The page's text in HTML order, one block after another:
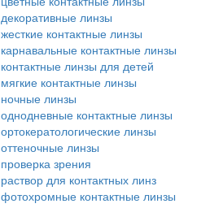
декоративные линзы
жесткие контактные линзы
карнавальные контактные линзы
контактные линзы для детей
мягкие контактные линзы
ночные линзы
однодневные контактные линзы
ортокератологические линзы
оттеночные линзы
проверка зрения
раствор для контактных линз
фотохромные контактные линзы